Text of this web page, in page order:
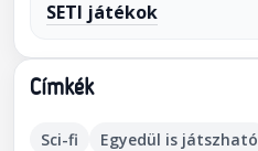
SETI játékok
Címkék
Sci-fi Egyedül is játszható